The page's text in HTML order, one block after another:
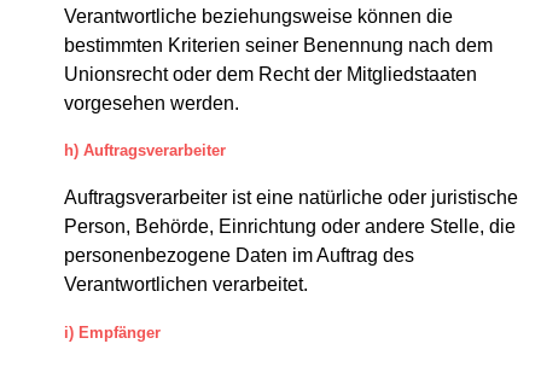
Verantwortliche beziehungsweise können die
bestimmten Kriterien seiner Benennung nach dem
Unionsrecht oder dem Recht der Mitgliedstaaten
vorgesehen werden.
h) Auftragsverarbeiter
Auftragsverarbeiter ist eine natürliche oder juristische
Person, Behörde, Einrichtung oder andere Stelle, die
personenbezogene Daten im Auftrag des
Verantwortlichen verarbeitet.
i) Empfänger